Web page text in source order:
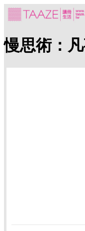
慢思術：